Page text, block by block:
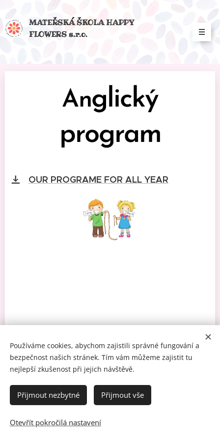
MATEŘSKÁ ŠKOLA HAPPY
FLOWERS s.r.o.
Anglický
program
OUR PROGRAME FOR ALL YEAR
Vytvořeno službou
Používáme cookies, abychom zajistili správné fungování a
bezpečnost našich stránek. Tím vám můžeme zajistit tu
nejlepší zkušenost při jejich návštěvě.
Přijmout nezbytné Přijmout vše
Otevřít pokročilá nastavení